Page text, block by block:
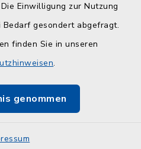
Einwilligung zur Nutzung
gesondert abgefragt.
finden Sie in unseren
.
genommen